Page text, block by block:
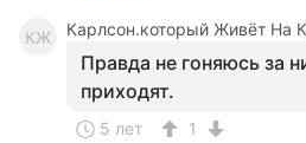
КЖ
Правда не гоняюсь за
приходят.
5 лет 1